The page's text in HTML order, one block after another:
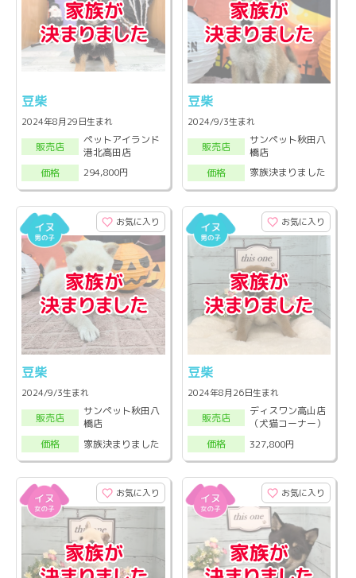
豆柴
2024年8月29日生まれ
販売店
ペットアイランド
港北高田店
価格
294,800円
豆柴
2024/9/3生まれ
販売店
サンペット秋田八
橋店
価格
家族決まりました
お気に入り
豆柴
2024/9/3生まれ
販売店
サンペット秋田八
橋店
価格
家族決まりました
お気に入り
豆柴
2024年8月26日生まれ
販売店
ディスワン高山店
（犬猫コーナー）
価格
327,800円
お気に入り お気に入り